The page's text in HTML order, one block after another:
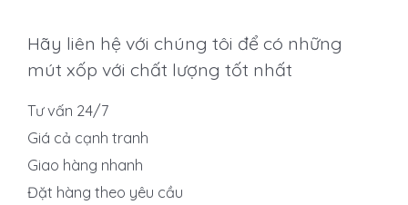
Hãy liên hệ với chúng tôi để có những
mút xốp với chất lượng tốt nhất
Tư vấn 24/7
Giá cả cạnh tranh
Giao hàng nhanh
Đặt hàng theo yêu cầu